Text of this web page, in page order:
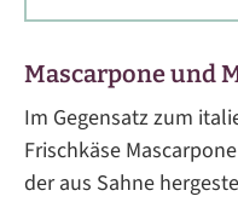
Mascarpone und
Im Gegensatz zum
Frischkäse
der aus Sahne